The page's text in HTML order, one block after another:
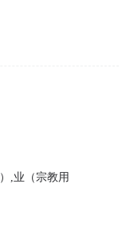
,业（宗教用